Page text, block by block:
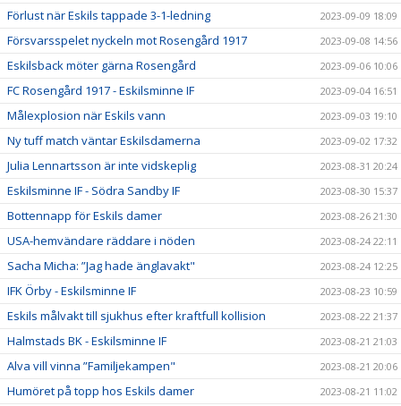
Förlust när Eskils tappade 3-1-ledning 2023-09-09 18:09
Försvarsspelet nyckeln mot Rosengård 1917 2023-09-08 14:56
Eskilsback möter gärna Rosengård 2023-09-06 10:06
FC Rosengård 1917 - Eskilsminne IF 2023-09-04 16:51
Målexplosion när Eskils vann 2023-09-03 19:10
Ny tuff match väntar Eskilsdamerna 2023-09-02 17:32
Julia Lennartsson är inte vidskeplig 2023-08-31 20:24
Eskilsminne IF - Södra Sandby IF 2023-08-30 15:37
Bottennapp för Eskils damer 2023-08-26 21:30
USA-hemvändare räddare i nöden 2023-08-24 22:11
Sacha Micha: ”Jag hade änglavakt" 2023-08-24 12:25
IFK Örby - Eskilsminne IF 2023-08-23 10:59
Eskils målvakt till sjukhus efter kraftfull kollision 2023-08-22 21:37
Halmstads BK - Eskilsminne IF 2023-08-21 21:03
Alva vill vinna ”Familjekampen" 2023-08-21 20:06
Humöret på topp hos Eskils damer 2023-08-21 11:02